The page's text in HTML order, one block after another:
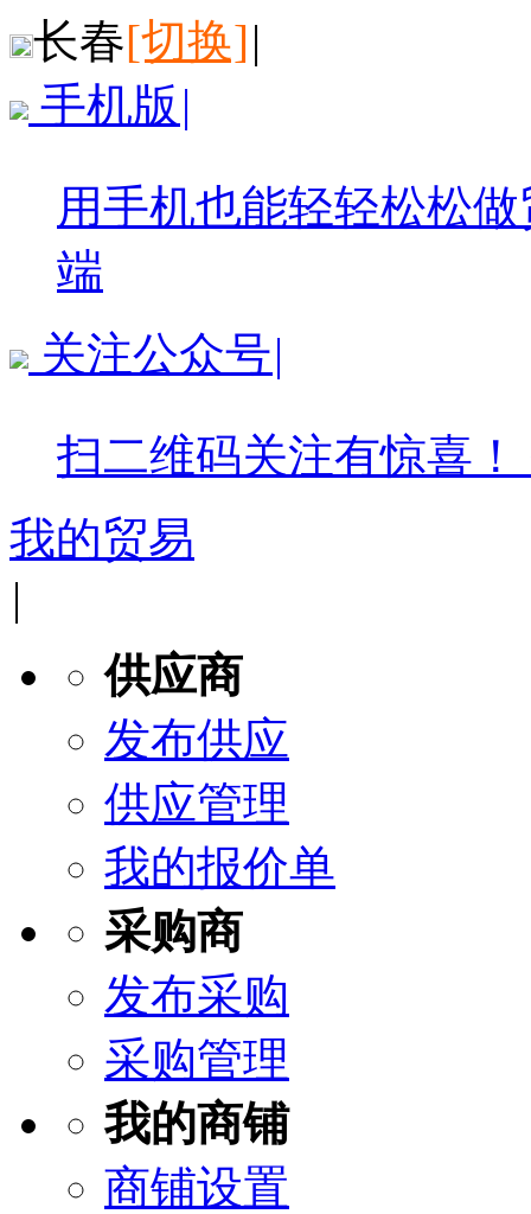
长春[切换]|
手机版 |
用手机也能轻轻松松
端
关注公众号|
扫二维码关注有惊喜！
我的贸易
|
供应商
发布供应
供应管理
我的报价单
采购商
发布采购
采购管理
我的商铺
商铺设置